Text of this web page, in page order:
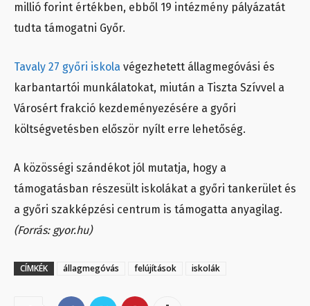
millió forint értékben, ebből 19 intézmény pályázatát
tudta támogatni Győr.
Tavaly 27 győri iskola végezhetett állagmegóvási és
karbantartói munkálatokat, miután a Tiszta Szívvel a
Városért frakció kezdeményezésére a győri
költségvetésben először nyílt erre lehetőség.
A közösségi szándékot jól mutatja, hogy a
támogatásban részesült iskolákat a győri tankerület és
a győri szakképzési centrum is támogatta anyagilag.
(Forrás: gyor.hu)
CÍMKÉK állagmegóvás felújítások iskolák